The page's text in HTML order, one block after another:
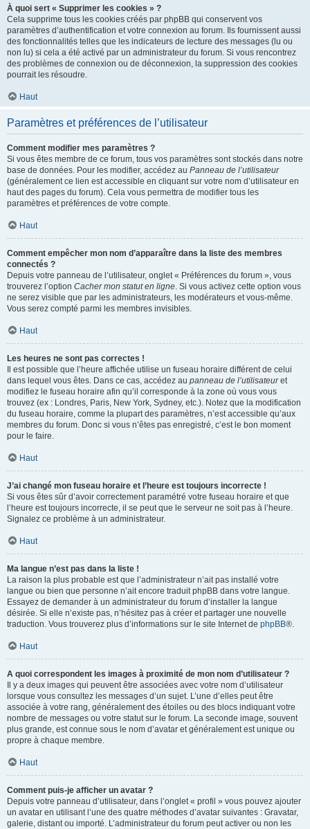
À quoi sert « Supprimer les cookies » ?
Cela supprime tous les cookies créés par phpBB qui conservent vos
paramètres d’authentification et votre connexion au forum. Ils fournissent aussi
des fonctionnalités telles que les indicateurs de lecture des messages (lu ou
non lu) si cela a été activé par un administrateur du forum. Si vous rencontrez
des problèmes de connexion ou de déconnexion, la suppression des cookies
pourrait les résoudre.
Haut
Paramètres et préférences de l’utilisateur
Comment modifier mes paramètres ?
Si vous êtes membre de ce forum, tous vos paramètres sont stockés dans notre
base de données. Pour les modifier, accédez au Panneau de l’utilisateur
(généralement ce lien est accessible en cliquant sur votre nom d’utilisateur en
haut des pages du forum). Cela vous permettra de modifier tous les
paramètres et préférences de votre compte.
Haut
Comment empêcher mon nom d’apparaître dans la liste des membres
connectés ?
Depuis votre panneau de l’utilisateur, onglet « Préférences du forum », vous
trouverez l’option Cacher mon statut en ligne. Si vous activez cette option vous
ne serez visible que par les administrateurs, les modérateurs et vous-même.
Vous serez compté parmi les membres invisibles.
Haut
Les heures ne sont pas correctes !
Il est possible que l’heure affichée utilise un fuseau horaire différent de celui
dans lequel vous êtes. Dans ce cas, accédez au panneau de l’utilisateuret
modifiez le fuseau horaire afin qu’il corresponde à la zone où vous vous
trouvez (ex : Londres, Paris, New York, Sydney, etc.). Notez que la modification
du fuseau horaire, comme la plupart des paramètres, n’est accessible qu’aux
membres du forum. Donc si vous n’êtes pas enregistré, c’est le bon moment
pour le faire.
Haut
J’ai changé mon fuseau horaire et l’heure est toujours incorrecte !
Si vous êtes sûr d’avoir correctement paramétré votre fuseau horaire et que
l’heure est toujours incorrecte, il se peut que le serveur ne soit pas à l’heure.
Signalez ce problème à un administrateur.
Haut
Ma langue n’est pas dans la liste !
La raison la plus probable est que l’administrateur n’ait pas installé votre
langue ou bien que personne n’ait encore traduit phpBB dans votre langue.
Essayez de demander à un administrateur du forum d’installer la langue
désirée. Si elle n’existe pas, n’hésitez pas à créer et partager une nouvelle
traduction. Vous trouverez plus d’informations sur le site Internet de phpBB®.
Haut
A quoi correspondent les images à proximité de mon nom d’utilisateur ?
Il y a deux images qui peuvent être associées avec votre nom d’utilisateur
lorsque vous consultez les messages d’un sujet. L’une d’elles peut être
associée à votre rang, généralement des étoiles ou des blocs indiquant votre
nombre de messages ou votre statut sur le forum. La seconde image, souvent
plus grande, est connue sous le nom d’avatar et généralement est unique ou
propre à chaque membre.
Haut
Comment puis-je afficher un avatar ?
Depuis votre panneau d’utilisateur, dans l’onglet « profil » vous pouvez ajouter
un avatar en utilisant l’une des quatre méthodes d’avatar suivantes : Gravatar,
galerie, distant ou importé. L’administrateur du forum peut activer ou non les